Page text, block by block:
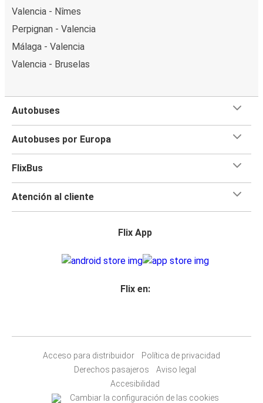
Valencia - Nîmes
Perpignan - Valencia
Málaga - Valencia
Valencia - Bruselas
Autobuses
Autobuses por Europa
FlixBus
Atención al cliente
Flix App
Flix en:
Acceso para distribuidor
Política de privacidad
Derechos pasajeros
Aviso legal
Accesibilidad
Cambiar la configuración de las cookies